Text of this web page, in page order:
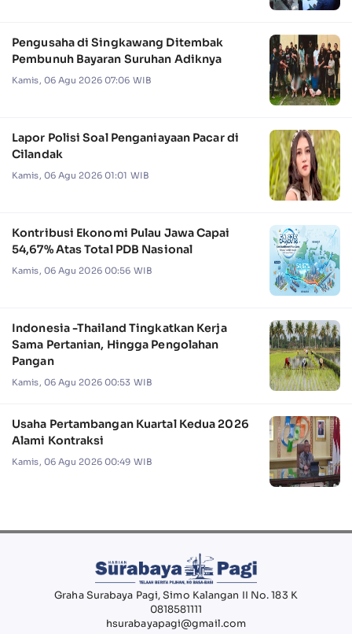
Pengusaha di Singkawang Ditembak
Pembunuh Bayaran Suruhan Adiknya
Kamis, 06 Agu 2026 07:06 WIB
Lapor Polisi Soal Penganiayaan Pacar di
Cilandak
Kamis, 06 Agu 2026 01:01 WIB
Kontribusi Ekonomi Pulau Jawa Capai
54,67% Atas Total PDB Nasional
Kamis, 06 Agu 2026 00:56 WIB
Indonesia -Thailand Tingkatkan Kerja
Sama Pertanian, Hingga Pengolahan
Pangan
Kamis, 06 Agu 2026 00:53 WIB
Usaha Pertambangan Kuartal Kedua 2026
Alami Kontraksi
Kamis, 06 Agu 2026 00:49 WIB
Graha Surabaya Pagi, Simo Kalangan II No. 183 K
0818581111
hsurabayapagi@gmail.com